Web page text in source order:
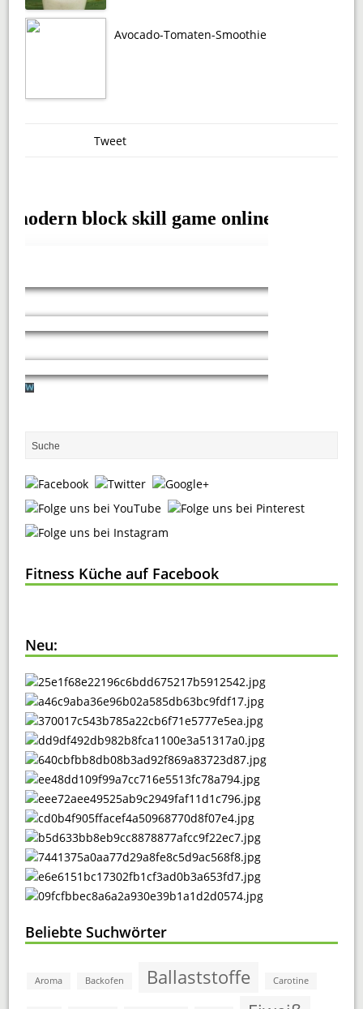
Avocado-Tomaten-Smoothie
Tweet
Fitness Küche auf Facebook
Neu:
Beliebte Suchwörter
Aroma Backofen Ballaststoffe Carotine